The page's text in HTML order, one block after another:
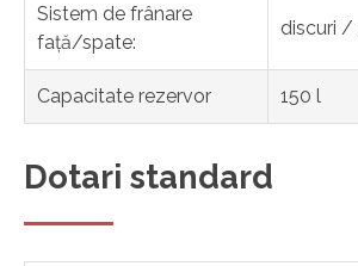
Sistem de frânare
față/spate:
discuri /
Capacitate rezervor 150 l
Dotari standard